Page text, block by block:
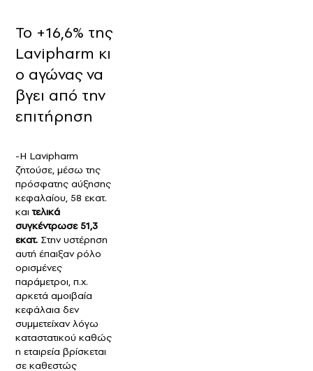
Το +16,6% της
Lavipharm κι
ο αγώνας να
βγει από την
επιτήρηση
-Η Lavipharm
ζητούσε, μέσω της
πρόσφατης αύξησης
κεφαλαίου, 58 εκατ.
καιτελικά
συγκέντρωσε 51,3
εκατ. Στην υστέρηση
αυτή έπαιξαν ρόλο
ορισμένες
παράμετροι, π.χ.
αρκετά αμοιβαία
κεφάλαια δεν
συμμετείχαν λόγω
καταστατικού καθώς
η εταιρεία βρίσκεται
σε καθεστώς